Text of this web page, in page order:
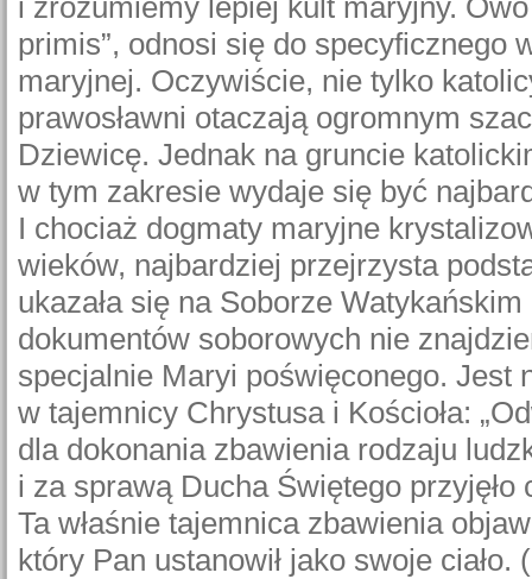
i zrozumiemy lepiej kult maryjny. Owo
primis”, odnosi się do specyficznego
maryjnej. Oczywiście, nie tylko
prawosławni otaczają ogromnym
Dziewicę. Jednak na gruncie
w tym zakresie wydaje się być
I chociaż dogmaty maryjne
wieków, najbardziej przejrzysta
ukazała się na Soborze
dokumentów soborowych nie
specjalnie Maryi poświęconego. Jest
w tajemnicy Chrystusa i Kościoła:
dla dokonania zbawienia rodzaju
i za sprawą Ducha Świętego przyjęło
Ta właśnie tajemnica zbawienia
który Pan ustanowił jako swoje ciało.